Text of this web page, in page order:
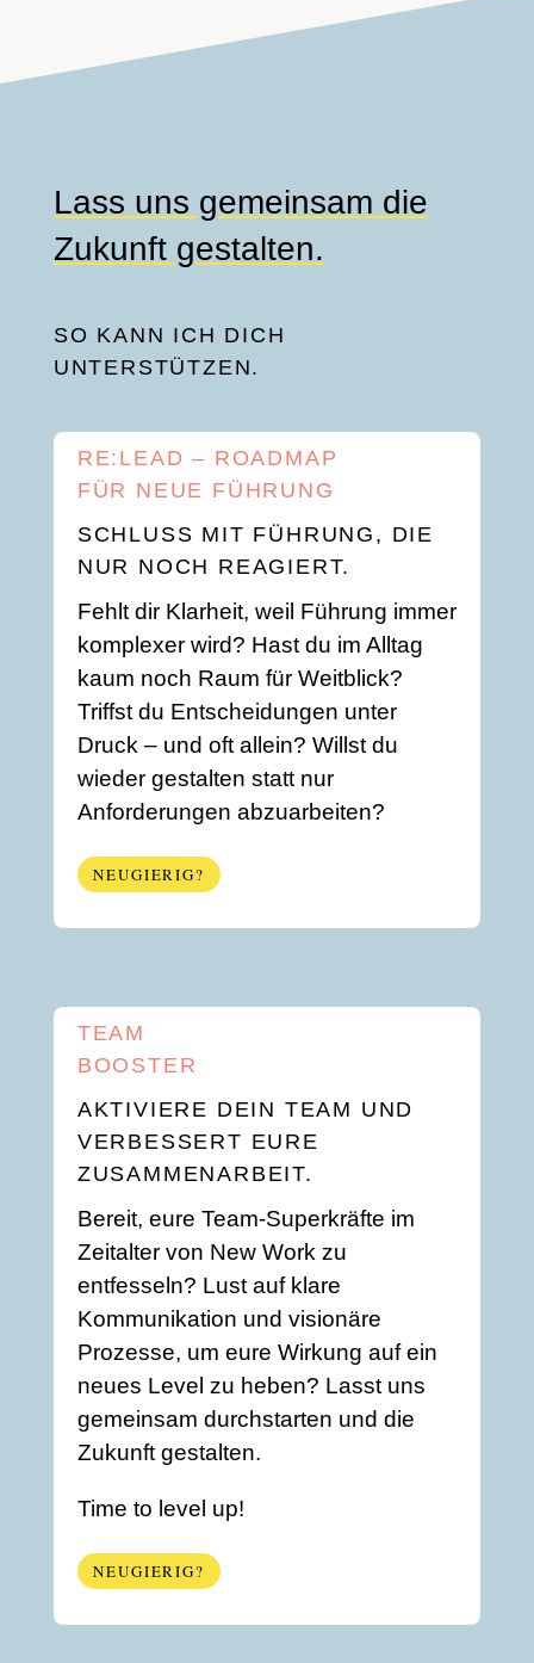
Lass uns gemeinsam die
Zukunftgestalten.
SO KANN ICH DICH
UNTERSTÜTZEN.
RE:LEAD – ROADMAP
FÜR NEUE FÜHRUNG
SCHLUSS MIT FÜHRUNG, DIE
NUR NOCH REAGIERT.
Fehlt dir Klarheit, weil Führung immer
komplexer wird? Hast du im Alltag
kaum noch Raum für Weitblick?
Triffst du Entscheidungen unter
Druck – und oft allein? Willst du
wieder gestalten statt nur
Anforderungen abzuarbeiten?
NEUGIERIG?
TEAM
BOOSTER
AKTIVIERE DEIN TEAM UND
VERBESSERT EURE
ZUSAMMENARBEIT.
Bereit, eure Team-Superkräfte im
Zeitalter von New Work zu
entfesseln? Lust auf klare
Kommunikation und visionäre
Prozesse, um eure Wirkung auf ein
neues Level zu heben? Lasst uns
gemeinsam durchstarten und die
Zukunft gestalten.
Time to level up!
NEUGIERIG?